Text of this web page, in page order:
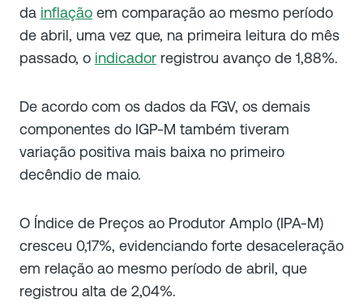
da inflação em comparação ao mesmo período
de abril, uma vez que, na primeira leitura do mês
passado, o indicador registrou avanço de 1,88%.
De acordo com os dados da FGV, os demais
componentes do IGP-M também tiveram
variação positiva mais baixa no primeiro
decêndio de maio.
O Índice de Preços ao Produtor Amplo (IPA-M)
cresceu 0,17%, evidenciando forte desaceleração
em relação ao mesmo período de abril, que
registrou alta de 2,04%.